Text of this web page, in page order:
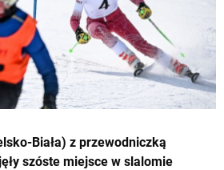
Biała) z przewodniczką
szóste miejsce w slalomie